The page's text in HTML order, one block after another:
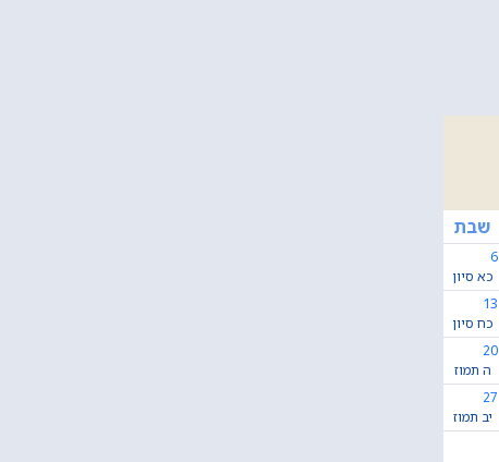
שבת
6
כא סיון
13
כח סיון
20
ה תמוז
27
יב תמוז